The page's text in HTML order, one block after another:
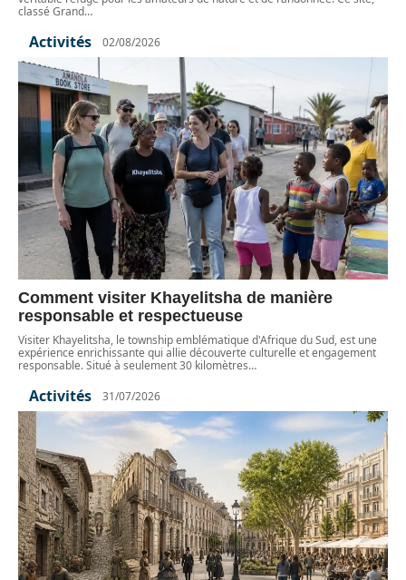
classé Grand…
Activités 02/08/2026
Comment visiter Khayelitsha de manière
responsable et respectueuse
Visiter Khayelitsha, le township emblématique d'Afrique du Sud, est une
expérience enrichissante qui allie découverte culturelle et engagement
responsable. Situé à seulement 30 kilomètres…
Activités 31/07/2026